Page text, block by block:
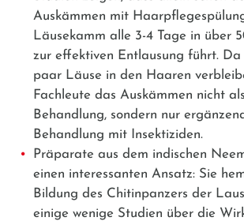
Auskämmen mit
Läusekamm alle 3-4 Tage in über
zur effektiven Entlausung führt. Da
paar Läuse in den Haaren
Fachleute das Auskämmen nicht
Behandlung, sondern nur
Behandlung mit Insektiziden.
Präparate aus dem indischen
einen interessanten Ansatz: Sie
Bildung des Chitinpanzers der
einige wenige Studien über die